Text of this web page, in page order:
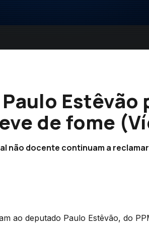
Estêvão
de fome
não docente continuam a
ao deputado Paulo Estêvão, do